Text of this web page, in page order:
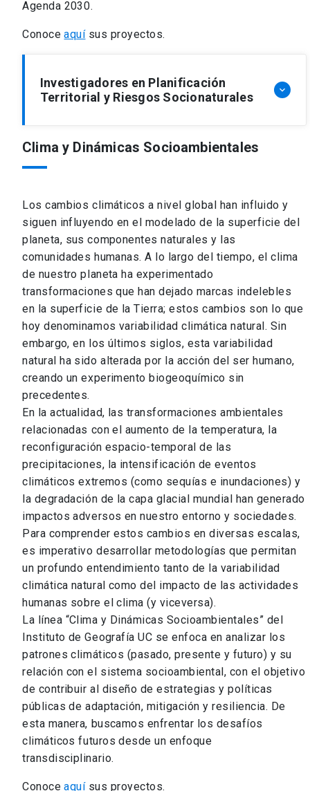
Agenda 2030.
Conoceaquísus proyectos.
Investigadores en Planificación
Territorial y Riesgos Socionaturales
keyboard_arrow_down
Federico Arenas
Ver perfil
Cristian Henríquez
Ver perfil
Clima y Dinámicas Socioambientales
Los cambios climáticos a nivel global han influido y
siguen influyendo en el modelado de la superficie del
planeta, sus componentes naturales y las
comunidades humanas. A lo largo del tiempo, el clima
de nuestro planeta ha experimentado
transformaciones que han dejado marcas indelebles
en la superficie de la Tierra; estos cambios son lo que
hoy denominamos variabilidad climática natural. Sin
embargo, en los últimos siglos, esta variabilidad
natural ha sido alterada por la acción del ser humano,
creando un experimento biogeoquímico sin
precedentes.
En la actualidad, las transformaciones ambientales
relacionadas con el aumento de la temperatura, la
reconfiguración espacio-temporal de las
precipitaciones, la intensificación de eventos
climáticos extremos (como sequías e inundaciones) y
la degradación de la capa glacial mundial han generado
impactos adversos en nuestro entorno y sociedades.
Para comprender estos cambios en diversas escalas,
es imperativo desarrollar metodologías que permitan
un profundo entendimiento tanto de la variabilidad
climática natural como del impacto de las actividades
humanas sobre el clima (y viceversa).
La línea “Clima y Dinámicas Socioambientales” del
Instituto de Geografía UC se enfoca en analizar los
patrones climáticos (pasado, presente y futuro) y su
relación con el sistema socioambiental, con el objetivo
de contribuir al diseño de estrategias y políticas
públicas de adaptación, mitigación y resiliencia. De
esta manera, buscamos enfrentar los desafíos
climáticos futuros desde un enfoque
transdisciplinario.
Conoceaquísus proyectos.